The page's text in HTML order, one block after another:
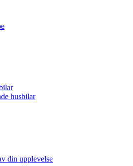
husbilar
din upplevelse